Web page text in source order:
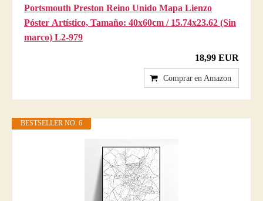
Portsmouth Preston Reino Unido Mapa Lienzo
Póster Artístico, Tamaño: 40x60cm / 15.74x23.62 (Sin
marco) L2-979
18,99 EUR
Comprar en Amazon
BESTSELLER NO. 6